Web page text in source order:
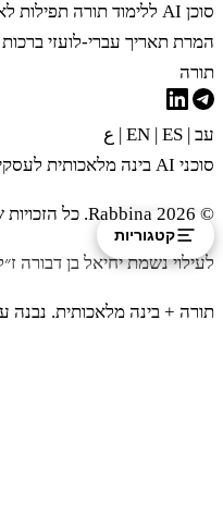
קטגוריות
לז גַּם בִּי הִתְאַנַּף
לח יְהוֹשֻׁעַ בִּן נוּן
אֹתוֹ חַזֵּק כִּי הוּא
סוכן AI ללימוד תורה תפילות
המרת תאריך עברי-לועזי
תורה
עב ES
ع
סוכני AI בינה מלאכותית לעסקים →
© 2026 Rabbina. כל הזכויות שמורות.
לעילוי נשמת יחיאל בן דבורה
תורה + בינה מלאכותית. נבנה